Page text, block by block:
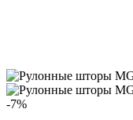
-7%